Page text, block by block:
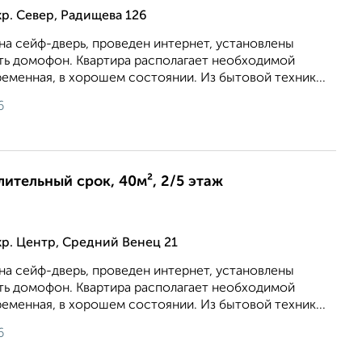
Север, Радищева 126
сейф-дверь, проведен интернет, установлены
домофон. Квартира располагает необходимой
в хорошем состоянии. Из бытовой техник...
срок, 40м², 2/5 этаж
Центр, Средний Венец 21
сейф-дверь, проведен интернет, установлены
домофон. Квартира располагает необходимой
в хорошем состоянии. Из бытовой техник...